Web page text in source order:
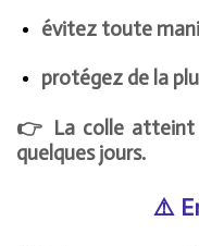
évitez toute
protégez de la
👉 La colle atteint
quelques jours.
⚠️